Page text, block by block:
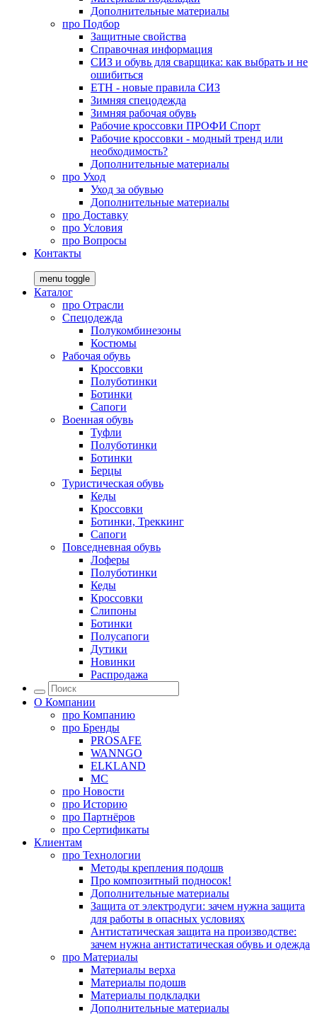
Дополнительные материалы
про Подбор
Защитные свойства
Справочная информация
СИЗ и обувь для сварщика: как выбрать и не
ошибиться
ЕТН - новые правила СИЗ
Зимняя спецодежда
Зимняя рабочая обувь
Рабочие кроссовки ПРОФИ Спорт
Рабочие кроссовки - модный тренд или
необходимость?
Дополнительные материалы
про Уход
Уход за обувью
Дополнительные материалы
про Доставку
про Условия
про Вопросы
Контакты
menu toggle
Каталог
про Отрасли
Спецодежда
Полукомбинезоны
Костюмы
Рабочая обувь
Кроссовки
Полуботинки
Ботинки
Сапоги
Военная обувь
Туфли
Полуботинки
Ботинки
Берцы
Туристическая обувь
Кеды
Кроссовки
Ботинки, Треккинг
Сапоги
Повседневная обувь
Лоферы
Полуботинки
Кеды
Кроссовки
Слипоны
Ботинки
Полусапоги
Дутики
Новинки
Распродажа
О Компании
про Компанию
про Бренды
PROSAFE
WANNGO
ELKLAND
MC
про Новости
про Историю
про Партнёров
про Сертификаты
Клиентам
про Технологии
Методы крепления подошв
Про композитный подносок!
Дополнительные материалы
Защита от электродуги: зачем нужна защита
для работы в опасных условиях
Антистатическая защита на производстве:
зачем нужна антистатическая обувь и одежда
про Материалы
Материалы верха
Материалы подошв
Материалы подкладки
Дополнительные материалы